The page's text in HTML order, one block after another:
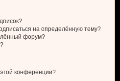
на определённую тему?
форум?
конференции?